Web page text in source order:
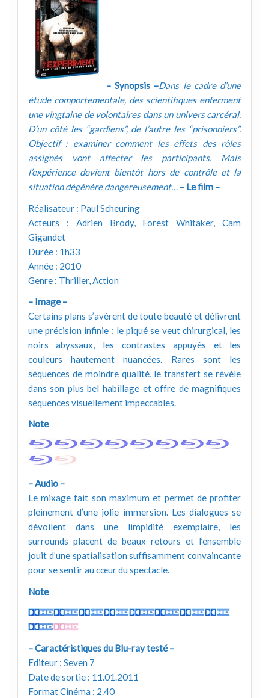
– Synopsis –Dans le cadre d’une
étude comportementale, des scientifiques enferment
une vingtaine de volontaires dans un univers carcéral.
D’un côté les “gardiens”, de l’autre les “prisonniers”.
Objectif : examiner comment les effets des rôles
assignés vont affecter les participants. Mais
l’expérience devient bientôt hors de contrôle et la
situation dégénère dangereusement… – Le film –
Réalisateur : Paul Scheuring
Acteurs : Adrien Brody, Forest Whitaker, Cam
Gigandet
Durée : 1h33
Année : 2010
Genre : Thriller, Action
– Image –
Certains plans s’avèrent de toute beauté et délivrent
une précision infinie ; le piqué se veut chirurgical, les
noirs abyssaux, les contrastes appuyés et les
couleurs hautement nuancées. Rares sont les
séquences de moindre qualité, le transfert se révèle
dans son plus bel habillage et offre de magnifiques
séquences visuellement impeccables.
Note
– Audio –
Le mixage fait son maximum et permet de profiter
pleinement d’une jolie immersion. Les dialogues se
dévoilent dans une limpidité exemplaire, les
surrounds placent de beaux retours et l’ensemble
jouit d’une spatialisation suffisamment convaincante
pour se sentir au cœur du spectacle.
Note
– Caractéristiques du Blu-ray testé –
Editeur : Seven 7
Date de sortie : 11.01.2011
Format Cinéma : 2.40